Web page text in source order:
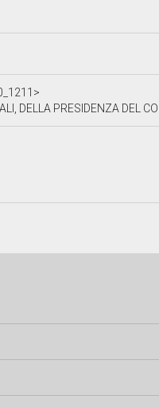
DELLA PRESIDENZA DEL